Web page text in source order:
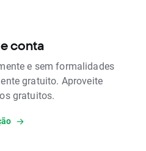
conta
e sem formalidades
gratuito. Aproveite
gratuitos.